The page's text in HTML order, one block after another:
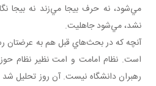
مي‌شود، نه حرف بيجا مي‌زند نه بيجا
نشد، مي‌شود جاهليت.
آنچه که در بحث‌هاي قبل هم به عرضتان
است. نظام امامت و امت نظير نظام
رهبران دانشگاه نيست. آن روز تحليل شد